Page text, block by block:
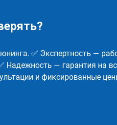
✅ Экспертность —
Надежность — гарантия на
и фиксированные